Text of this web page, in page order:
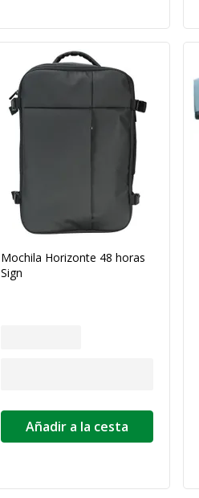
Mochila Horizonte 48 horas
Sign
Añadir a la cesta